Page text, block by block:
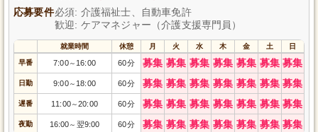
応募要件必須: 介護福祉士、自動車免許
歓迎: ケアマネジャー（介護支援専門員）
就業時間 休憩 月 火 水 木 金 土 日
早番 7:00～ 16:00 60分 募集 募集 募集 募集 募集 募集 募集
日勤 9:00～ 18:00 60分 募集 募集 募集 募集 募集 募集 募集
遅番 11:00～20:00 60分 募集 募集 募集 募集 募集 募集 募集
夜勤 16:00～ 翌9:00 60分 募集 募集 募集 募集 募集 募集 募集